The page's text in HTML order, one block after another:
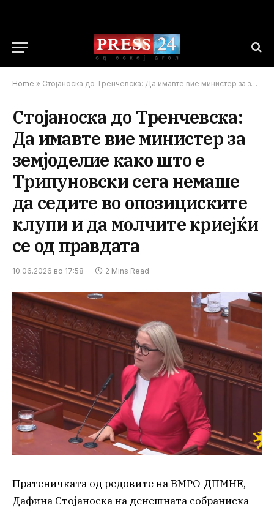
Home » Стојаноска до Тренчевска: Да имавте вие министер за земјоделие како што е Трипуновски сега немаше да седите во опозициските клупи и да молчите криејќи се од правдата
Стојаноска до Тренчевска:
Да имавте вие министер за
земјоделие како што е
Трипуновски сега немаше
да седите во опозициските
клупи и да молчите криејќи
се од правдата
10.06.2026 во 17:58 2 Mins Read
Пратеничката од редовите на ВМРО-ДПМНЕ,
Дафина Стојаноска на денешната собраниска